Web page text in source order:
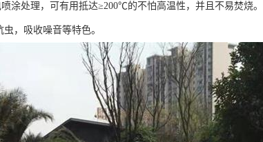
涂处理，可有用抵达≥200℃的不怕高温性，并且不易焚烧
，吸收噪音等特色。